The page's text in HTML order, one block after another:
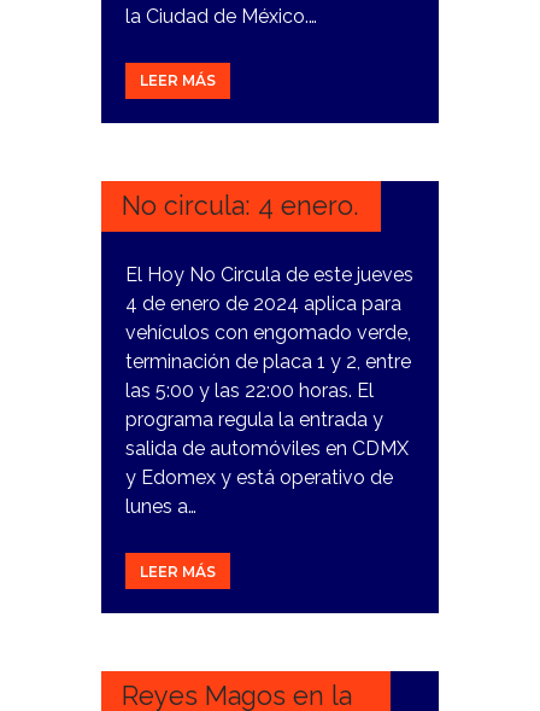
la Ciudad de México.…
LEER MÁS
3
No circula: 4 enero.
El Hoy No Circula de este jueves
4 de enero de 2024 aplica para
vehículos con engomado verde,
terminación de placa 1 y 2, entre
las 5:00 y las 22:00 horas. El
programa regula la entrada y
salida de automóviles en CDMX
y Edomex y está operativo de
lunes a…
LEER MÁS
3
Reyes Magos en la